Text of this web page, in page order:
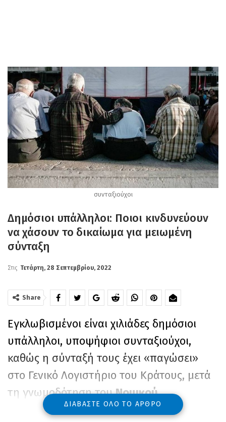
συνταξιούχοι
Δημόσιοι υπάλληλοι: Ποιοι κινδυνεύουν
να χάσουν το δικαίωμα για μειωμένη
σύνταξη
Στις Τετάρτη, 28 Σεπτεμβρίου, 2022
Share
Εγκλωβισμένοι είναι χιλιάδες δημόσιοι
υπάλληλοι, υποψήφιοι συνταξιούχοι,
καθώς η σύνταξή τους έχει «παγώσει»
στο Γενικό Λογιστήριο του Κράτους, μετά
τη γνωμοδότηση τουΝομικού
Συμβουλίου του Κράτους(ΝΣΚ),
ΔΙΑΒΆΣΤΕ ΌΛΟ ΤΟ ΆΡΘΡΟ